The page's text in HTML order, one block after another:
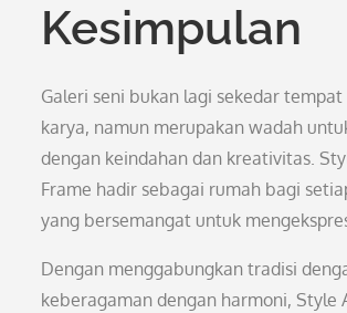
Kesimpulan
Galeri seni bukan lagi sekedar
karya, namun merupakan wadah
dengan keindahan dan kreativitas.
Frame hadir sebagai rumah bagi
yang bersemangat untuk
Dengan menggabungkan tradisi
keberagaman dengan harmoni, Style